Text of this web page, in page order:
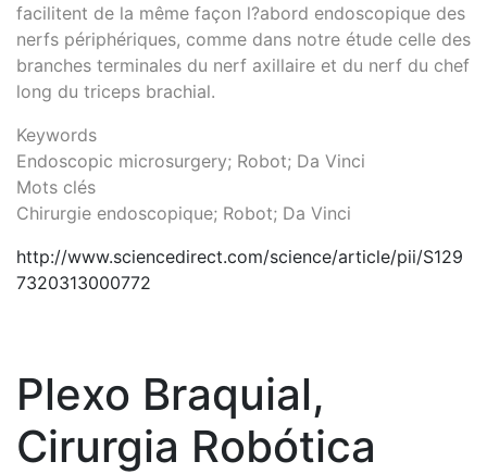
facilitent de la même façon l?abord endoscopique des
nerfs périphériques, comme dans notre étude celle des
branches terminales du nerf axillaire et du nerf du chef
long du triceps brachial.
Keywords
Endoscopic microsurgery; Robot; Da Vinci
Mots clés
Chirurgie endoscopique; Robot; Da Vinci
http://www.sciencedirect.com/science/article/pii/S129
7320313000772
Plexo Braquial,
Cirurgia Robótica